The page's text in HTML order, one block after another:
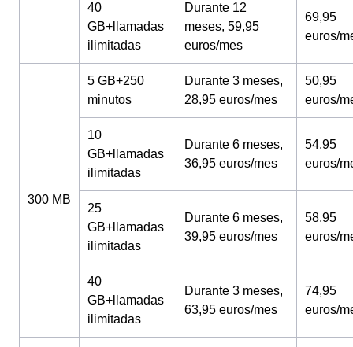
40
GB+llamadas
ilimitadas
Durante 12
meses, 59,95
euros/mes
69,95
euros/
300 MB
5 GB+250
minutos
Durante 3 meses,
28,95 euros/mes
50,95
euros/
10
GB+llamadas
ilimitadas
Durante 6 meses,
36,95 euros/mes
54,95
euros/
25
GB+llamadas
ilimitadas
Durante 6 meses,
39,95 euros/mes
58,95
euros/
40
GB+llamadas
ilimitadas
Durante 3 meses,
63,95 euros/mes
74,95
euros/